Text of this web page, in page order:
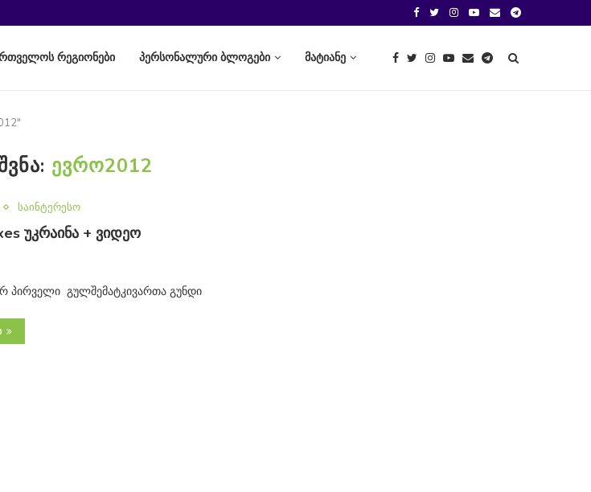
რეგიონები პერსონალური ბლოგები მატიანე
ᲔᲕᲠᲝ2012
საინტერესო
უკრაინა + ვიდეო
პირველი გულშემატკივართა გუნდი